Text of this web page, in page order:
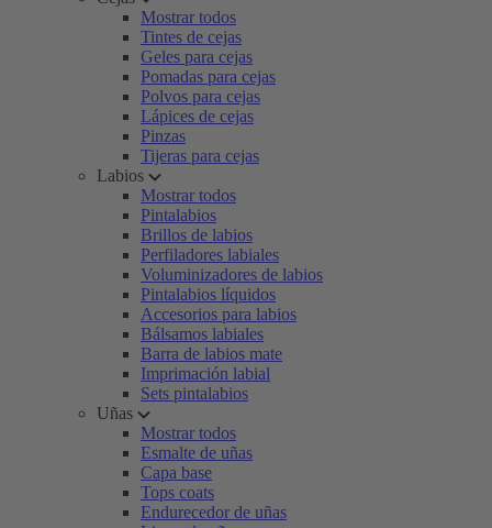
Mostrar todos
Tintes de cejas
Geles para cejas
Pomadas para cejas
Polvos para cejas
Lápices de cejas
Pinzas
Tijeras para cejas
Labios
Mostrar todos
Pintalabios
Brillos de labios
Perfiladores labiales
Voluminizadores de labios
Pintalabios líquidos
Accesorios para labios
Bálsamos labiales
Barra de labios mate
Imprimación labial
Sets pintalabios
Uñas
Mostrar todos
Esmalte de uñas
Capa base
Tops coats
Endurecedor de uñas